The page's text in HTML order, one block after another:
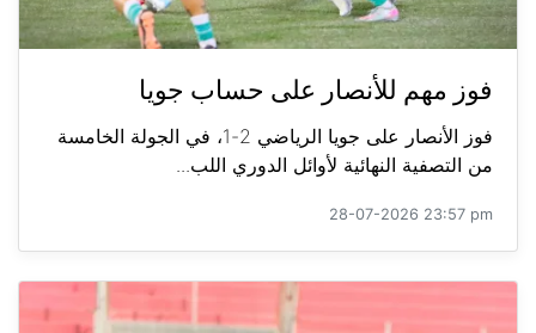
فوز مهم للأنصار على حساب جويا
فوز الأنصار على جويا الرياضي 2-1، في الجولة الخامسة
من التصفية النهائية لأوائل الدوري اللب...
28-07-2026 23:57 pm